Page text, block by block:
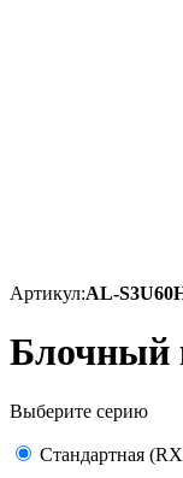
Артикул:AL-
Блочный
Выберите серию
Стандартная